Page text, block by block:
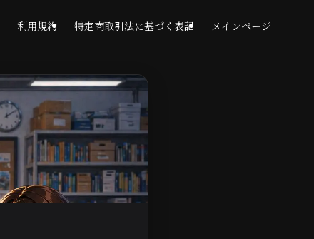
利用規約 特定商取引法に基づく表記 メインページ